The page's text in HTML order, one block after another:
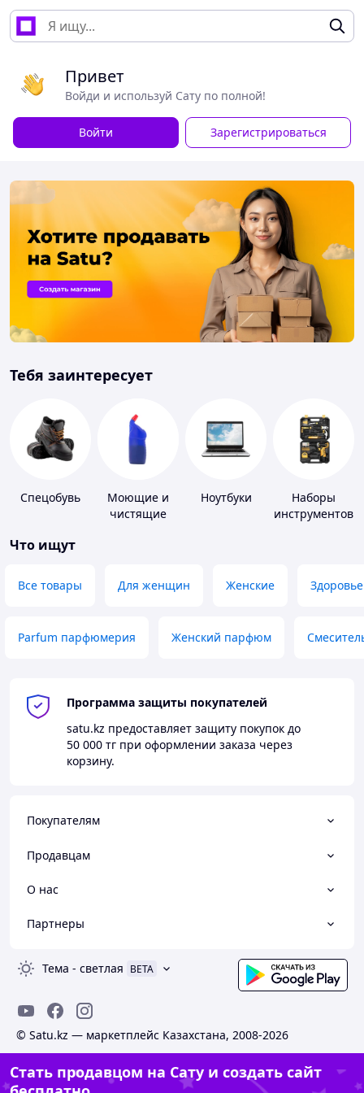
Привет
Войди и используй Сату по полной!
Войти Зарегистрироваться
Тебя заинтересует
Спецобувь
Моющие и
чистящие
Ноутбуки
Наборы
инструментов
Что ищут
Все товары Для женщин Женские Здоровье
Parfum парфюмерия Женский парфюм
Программа защиты покупателей
satu.kz предоставляет защиту покупок до
50 000 тг при оформлении заказа через
корзину.
Покупателям
Продавцам
О нас
Партнеры
Тема - светлая BETA
© Satu.kz — маркетплейс Казахстана, 2008-2026
Стать продавцом на Сату и создать сайт